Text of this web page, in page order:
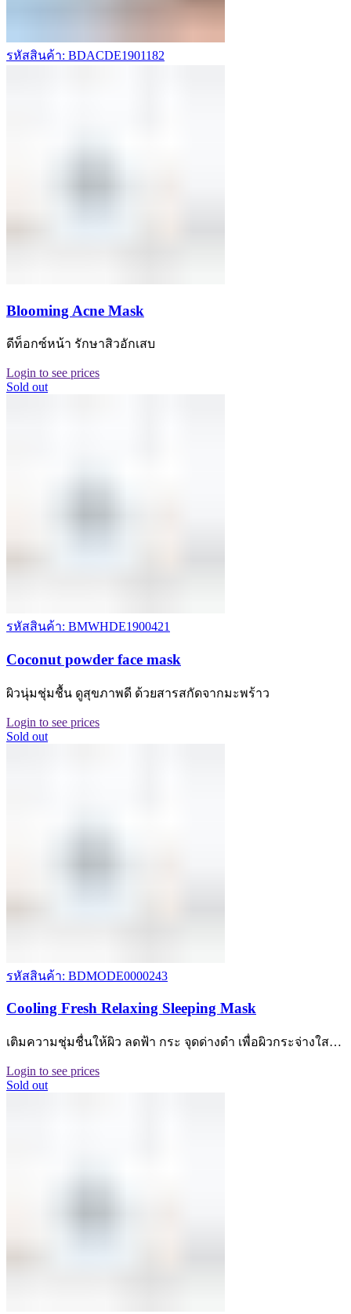
รหัสสินค้า: BDACDE1901182
Blooming Acne Mask
ดีท็อกซ์หน้า รักษาสิวอักเสบ
Login to see prices
Sold out
รหัสสินค้า: BMWHDE1900421
Coconut powder face mask
ผิวนุ่มชุ่มชื้น ดูสุขภาพดี ด้วยสารสกัดจากมะพร้าว
Login to see prices
Sold out
รหัสสินค้า: BDMODE0000243
Cooling Fresh Relaxing Sleeping Mask
เติมความชุ่มชื่นให้ผิว ลดฟ้า กระ จุดด่างดำ เพื่อผิวกระจ่างใส…
Login to see prices
Sold out